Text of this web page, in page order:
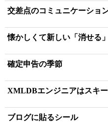
交差点のコミュニケーショ
懐かしくて新しい「消せる
確定申告の季節
XMLDBエンジニアはスキ
ブログに貼るシール